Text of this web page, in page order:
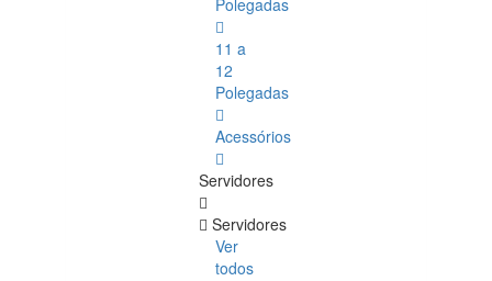
Polegadas
11 a
12
Polegadas
Acessórios
Servidores
Servidores
Ver
todos